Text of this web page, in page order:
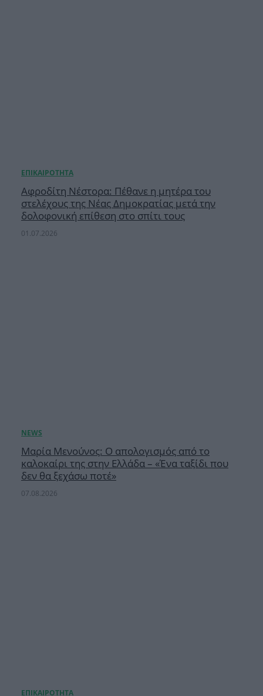
Αφροδίτη Νέστορα: Πέθανε η μητέρα του
στελέχους της Νέας Δημοκρατίας μετά την
δολοφονική επίθεση στο σπίτι τους
01.07.2026
Μαρία Μενούνος: Ο απολογισμός από το
καλοκαίρι της στην Ελλάδα – «Ένα ταξίδι που
δεν θα ξεχάσω ποτέ»
07.08.2026